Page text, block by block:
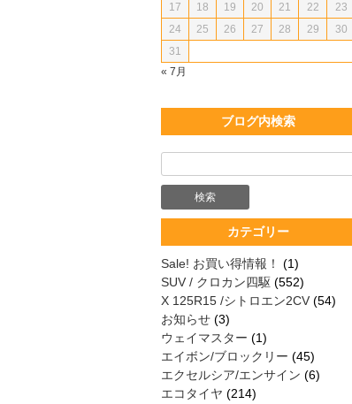
« 7月
17
18 19 20 21 22
23
24
25 26 27 28 29
30
31
ブログ内検索
カテゴリー
Sale! お買い得情報！
(1)
SUV / クロカン四駆 (552)
X 125R15 /シトロエン2CV (54)
お知らせ (3)
ウェイマスター (1)
エイボン/ブロックリー (45)
エクセルシア/エンサイン (6)
エコタイヤ (214)